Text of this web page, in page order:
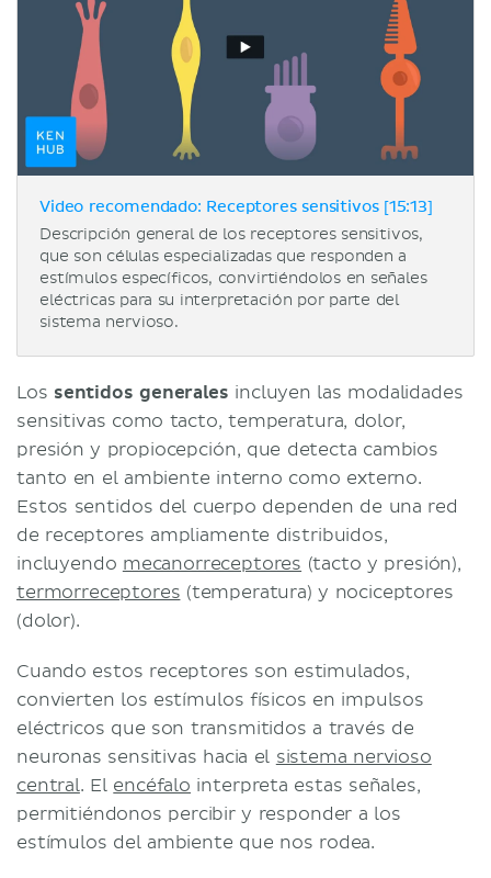
Video recomendado: Receptores sensitivos [15:13]
Descripción general de los receptores sensitivos,
que son células especializadas que responden a
estímulos específicos, convirtiéndolos en señales
eléctricas para su interpretación por parte del
sistema nervioso.
Los sentidos generales incluyen las modalidades
sensitivas como tacto, temperatura, dolor,
presión y propiocepción, que detecta cambios
tanto en el ambiente interno como externo.
Estos sentidos del cuerpo dependen de una red
de receptores ampliamente distribuidos,
incluyendo mecanorreceptores (tacto y presión),
termorreceptores (temperatura) y nociceptores
(dolor).
Cuando estos receptores son estimulados,
convierten los estímulos físicos en impulsos
eléctricos que son transmitidos a través de
neuronas sensitivas hacia el sistema nervioso
central. El encéfalo interpreta estas señales,
permitiéndonos percibir y responder a los
estímulos del ambiente que nos rodea.